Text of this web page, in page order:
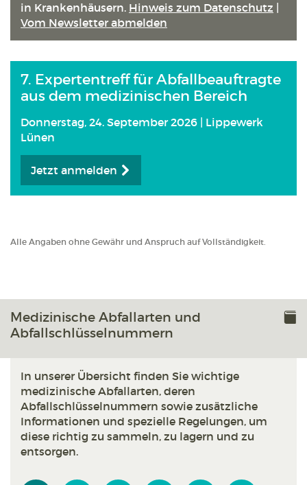
in Kranken­häusern. Hinweis zum Datenschutz
Vom Newsletter abmelden
7. Expertentreff für Abfallbeauftragte
aus dem medizinischen Bereich
Donnerstag, 24. September 2026 | Lippewerk
Lünen
Jetzt anmelden
Alle Angaben ohne Gewähr und Anspruch auf Vollständigkeit.
Medizinische Abfallarten und
Abfallschlüsselnummern
In unserer Übersicht finden Sie wichtige
medizinische Abfallarten, deren
Abfallschlüsselnummern sowie zusätzliche
Informationen und spezielle Regelungen, um
diese richtig zu sammeln, zu lagern und zu
entsorgen.